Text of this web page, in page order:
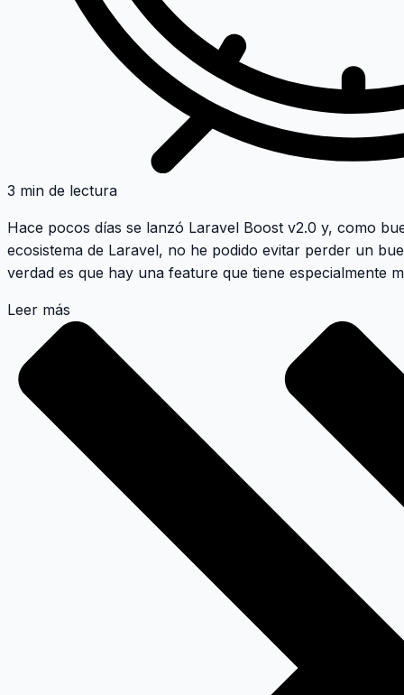
3 min de lectura
Hace pocos días se lanzó Laravel Boost v2.0 y, como
ecosistema de Laravel, no he podido evitar perder un
verdad es que hay una feature que tiene especialmente
Leer más